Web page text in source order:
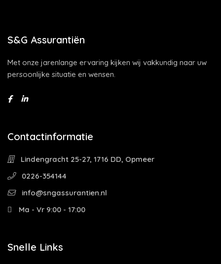
S&G Assurantiën
Met onze jarenlange ervaring kijken wij vakkundig naar uw
persoonlijke situatie en wensen.
Contactinformatie
Lindengracht 25-27, 1716 DD, Opmeer
0226-354144
info@sngassurantien.nl
Ma - Vr 9:00 - 17:00
Snelle Links